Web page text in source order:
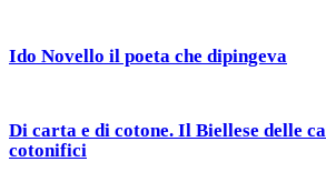
Ido Novello il poeta che dipingeva
Di carta e di cotone. Il Biellese delle
cotonifici